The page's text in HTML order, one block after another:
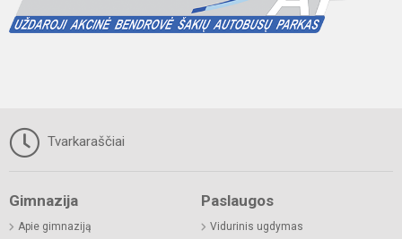
Tvarkaraščiai
Gimnazija
Apie gimnaziją
Paslaugos
Vidurinis ugdymas